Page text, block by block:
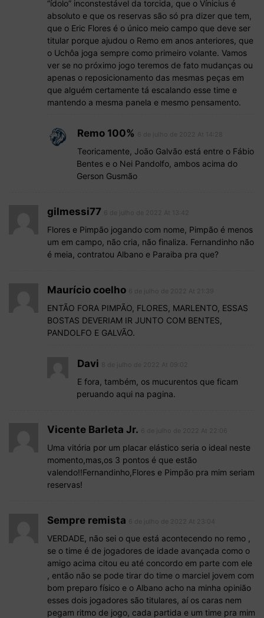
“ídolo” inconstestável da torcida, que o Vínicius é
absoluto e que os reservas são só pra dizer que tem,
que o Eric Flores é o único meio campo que deve ser
titular porque ajudou o Remo em anos anteriores, que
o Uchôa joga sempre como primeiro volante. Vamos
ver se no próximo jogo teremos de fato mudanças ou
apenas o reposicionamento das mesmas peças em
que alguém certamente tá escalando esse time e
mantendo a mesma panela e mesmo pensamento.
Remo 100%
Teoricamente, João Galvão está entre o Fábio
Bentes e o Nei Pandolfo, ambos acima do
Gerson Gusmão
gilmessi77
Flores e Pimpão jogando com nome, Pimpão é menos
um em campo, não cria, não finaliza. Fernandinho não
é meia, contratou Albano e Paraiba pra que?
Maurício coelho
ENTÃO FORA PIMPÃO, FLORES, MARLENTO, ESSAS
BOSTAS DEVERIAM IR JUNTO COM BENTES,
PANDOLFO E GALVÃO.
Davi
E fora, também, os mucurentos que ficam
peruando aqui na pagina.
Vicente Barleta Jr.
Uma vitória por um placar elástico seria o ideal neste
momento,mas,os 3 pontos é que estão
valendo!!Fernandinho,Flores e Pimpão pra mim seriam
reservas!
Sempre remista
VERDADE, não sei o que está acontecendo no remo ,
se o time é de jogadores de idade avançada como o
amigo acima citou eu até concordo em parte com ele
, então não se pode tirar do time o marciel jovem com
bom preparo físico e o Albano acho na minha opinião
esses dois jogadores são titulares, aí os caras nem
pegam ritmo de jogo, cada partida e um time pra mim